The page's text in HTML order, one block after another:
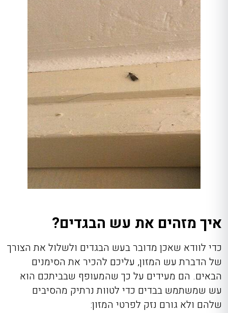
איך מזהים את עש הבגדים?
כדי לוודא שאכן מדובר בעש הבגדים ולשלול את הצורך
של הדברת עש המזון, עליכם להכיר את הסימנים
הבאים. הם מעידים על כך שהמעופף שבביתכם הוא
עש שמשתמש בבדים כדי לטוות נרתיק מהסיבים
שלהם ולא גורם נזק לפרטי המזון: